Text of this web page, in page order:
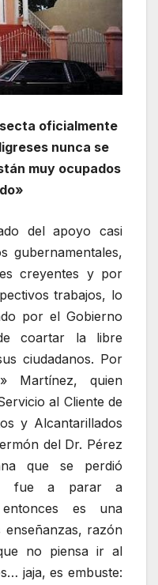
oficialmente
nunca se
muy ocupados
del apoyo casi
gubernamentales,
creyentes y por
trabajos, lo
por el Gobierno
coartar la libre
ciudadanos. Por
Martínez, quien
al Cliente de
y Alcantarillados
del Dr. Pérez
que se perdió
fue a parar a
es una
enseñanzas, razón
no piensa ir al
jaja, es embuste: